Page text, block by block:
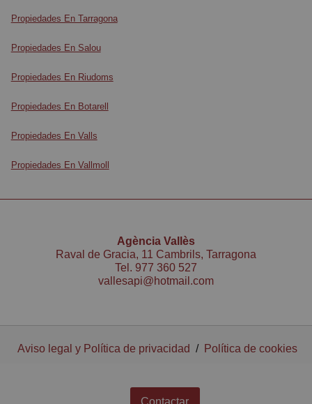
Contactar
Propiedades En Tarragona
Propiedades En Salou
Propiedades En Riudoms
Propiedades En Botarell
Propiedades En Valls
Propiedades En Vallmoll
Agència Vallès
Raval de Gracia, 11 Cambrils, Tarragona
Tel. 977 360 527
vallesapi@hotmail.com
Aviso legal y Política de privacidad / Política de cookies